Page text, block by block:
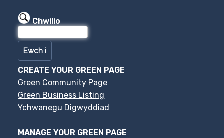
Chwilio
CREATE YOUR GREEN PAGE
Green Community Page
Green Business Listing
Ychwanegu Digwyddiad
MANAGE YOUR GREEN PAGE